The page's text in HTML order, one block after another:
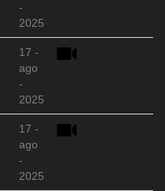
-
2025
17 -
ago
-
2025
17 -
ago
-
2025